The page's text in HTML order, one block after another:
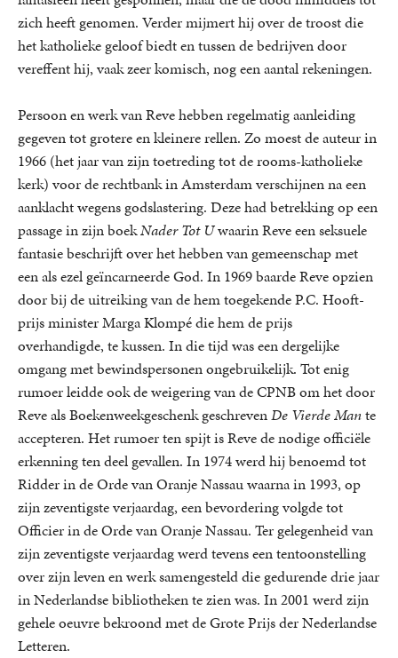
zich heeft genomen. Verder mijmert hij over de troost die
het katholieke geloof biedt en tussen de bedrijven door
vereffent hij, vaak zeer komisch, nog een aantal rekeningen.
Persoon en werk van Reve hebben regelmatig aanleiding
gegeven tot grotere en kleinere rellen. Zo moest de auteur in
1966 (het jaar van zijn toetreding tot de rooms-katholieke
kerk) voor de rechtbank in Amsterdam verschijnen na een
aanklacht wegens godslastering. Deze had betrekking op een
passage in zijn boekNader Tot Uwaarin Reve een seksuele
fantasie beschrijft over het hebben van gemeenschap met
een als ezel geïncarneerde God. In 1969 baarde Reve opzien
door bij de uitreiking van de hem toegekende P.C. Hooft-
prijs minister Marga Klompé die hem de prijs
overhandigde, te kussen. In die tijd was een dergelijke
omgang met bewindspersonen ongebruikelijk. Tot enig
rumoer leidde ook de weigering van de CPNB om het door
Reve als Boekenweekgeschenk geschrevenDe Vierde Mante
accepteren. Het rumoer ten spijt is Reve de nodige officiële
erkenning ten deel gevallen. In 1974 werd hij benoemd tot
Ridder in de Orde van Oranje Nassau waarna in 1993, op
zijn zeventigste verjaardag, een bevordering volgde tot
Officier in de Orde van Oranje Nassau. Ter gelegenheid van
zijn zeventigste verjaardag werd tevens een tentoonstelling
over zijn leven en werk samengesteld die gedurende drie jaar
in Nederlandse bibliotheken te zien was. In 2001 werd zijn
gehele oeuvre bekroond met de Grote Prijs der Nederlandse
Letteren.